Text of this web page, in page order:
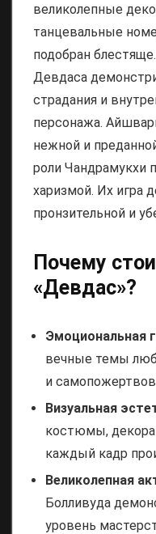
великолепные
танцевальные
подобран
Девдаса
страдания и
персонажа.
нежной и
роли Чандрамукхи
харизмой. Их игра
пронзительной и
Почему
«Девдас»?
Эмоциональная
вечные темы
и
Визуальная
костюмы,
каждый кадр
Великолепная
Болливуда
уровень